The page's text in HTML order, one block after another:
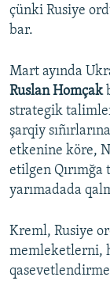
çünki Rusiye
bar.
Mart ayında
Ruslan Homçak
strategik
şarqiy
etkenine köre,
etilgen Qırımğa
yarımadada
Kreml, Rusiye
memleketlerni,